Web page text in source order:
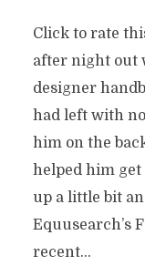
Click to rate
after night out
designer
had left with
him on the
helped him
up a little bit
Equusearch’s
recent...